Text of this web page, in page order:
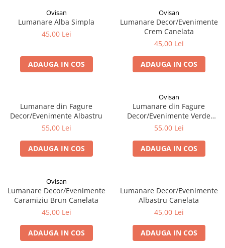
Vopsea/intretinere stupi
Ovisan
Lumanare Alba Simpla
45,00 Lei
ADAUGA IN COS
Ovisan
Lumanare Decor/Evenimente
Crem Canelata
45,00 Lei
ADAUGA IN COS
Lumanare din Fagure
Decor/Evenimente Albastru
55,00 Lei
ADAUGA IN COS
Ovisan
Lumanare din Fagure
Decor/Evenimente Verde
Padure
55,00 Lei
ADAUGA IN COS
Ovisan
Lumanare Decor/Evenimente
Caramiziu Brun Canelata
45,00 Lei
ADAUGA IN COS
Lumanare Decor/Evenimente
Albastru Canelata
45,00 Lei
ADAUGA IN COS